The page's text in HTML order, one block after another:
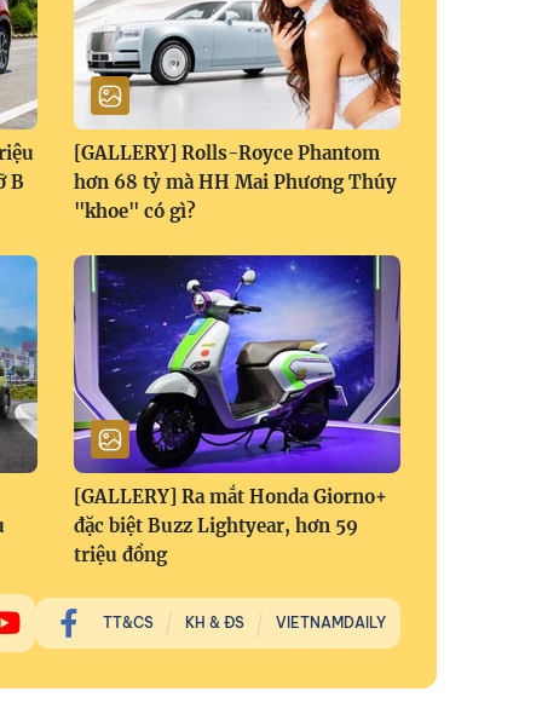
B
[GALLERY] Rolls-Royce Phantom
hơn 68 tỷ mà HH Mai Phương Thúy
"khoe" có gì?
[GALLERY] Ra mắt Honda Giorno+
đặc biệt Buzz Lightyear, hơn 59
triệu đồng
TT&CS KH & ĐS VIETNAMDAILY